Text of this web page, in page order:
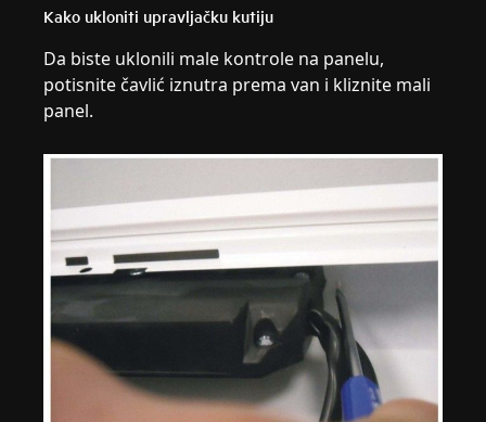
Kako ukloniti upravljačku kutiju
Da biste uklonili male kontrole na panelu,
potisnite čavlić iznutra prema van i kliznite mali
panel.